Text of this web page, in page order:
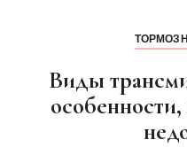
Виды